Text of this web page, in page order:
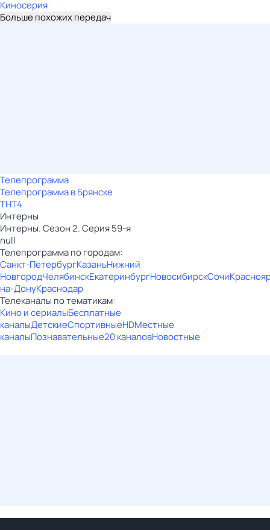
Киносерия
Больше похожих передач
Телепрограмма
Телепрограмма в Брянске
ТНТ4
Интерны
Интерны. Сезон 2. Серия 59-я
null
Телепрограмма по городам:
Санкт-ПетербургКазаньНижний
НовгородЧелябинскЕкатеринбургНовосибирскСочи
на-ДонуКраснодар
Телеканалы по тематикам:
Кино и сериалыБесплатные
каналыДетскиеСпортивныеHDМестные
каналыПознавательные20 каналовНовостные